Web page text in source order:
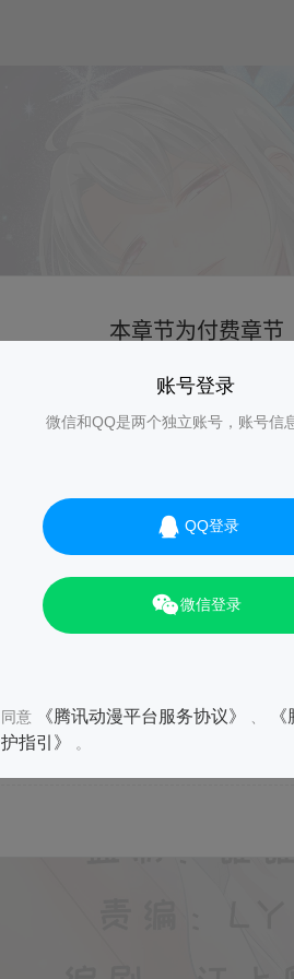
账号登录
微信和QQ是两个独立账号，账号信
QQ登录
微信登录
同意 《腾讯动漫平台服务协议》
护指引》
。